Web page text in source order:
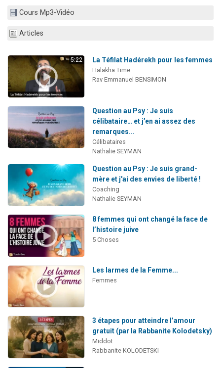
Cours Mp3-Vidéo
Articles
5:22 La Téfilat Hadérekh pour les femmes
Halakha Time
Rav Emmanuel BENSIMON
Question au Psy : Je suis
célibataire… et j’en ai assez des
remarques...
Célibataires
Nathalie SEYMAN
Question au Psy : Je suis grand-
mère et j'ai des envies de liberté !
Coaching
Nathalie SEYMAN
8 femmes qui ont changé la face de
l’histoire juive
5 Choses
Les larmes de la Femme...
Femmes
3 étapes pour atteindre l’amour
gratuit (par la Rabbanite Kolodetsky)
Middot
Rabbanite KOLODETSKI